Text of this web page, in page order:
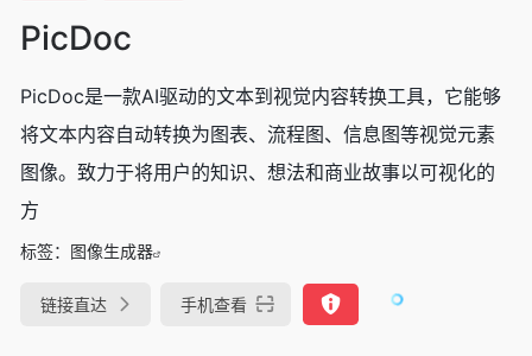
PicDoc
PicDoc是一款AI驱动的文本到视觉内容转换工具，它能够
将文本内容自动转换为图表、流程图、信息图等视觉元素
图像。致力于将用户的知识、想法和商业故事以可视化的
方
标签： 图像生成器
链接直达 手机查看